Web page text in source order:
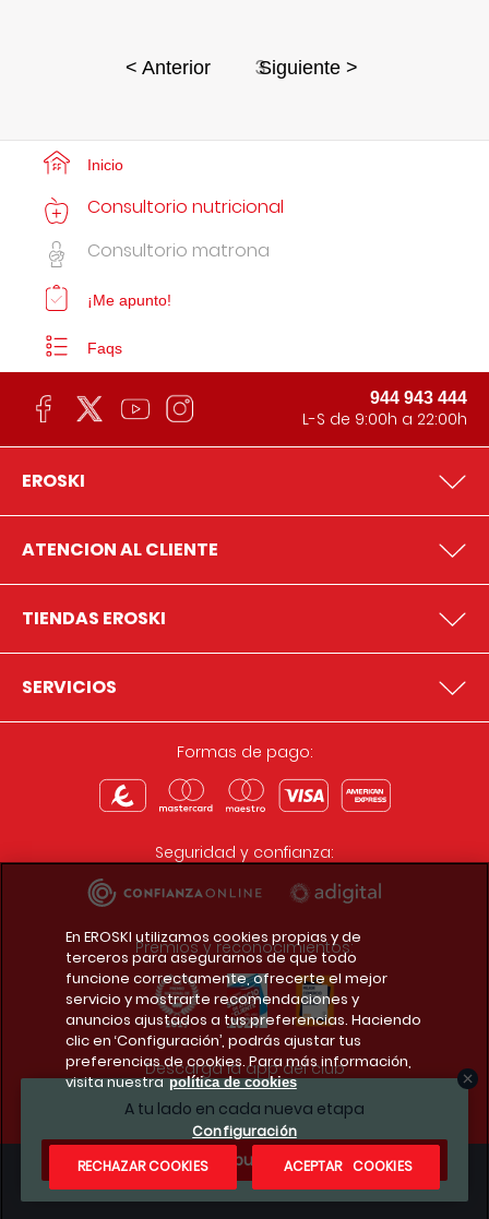
< Anterior 3Siguiente >
A tu lado en cada nueva etapa
¿Te apuntas?
Inicio
Consultorio nutricional
Consultorio matrona
¡Me apunto!
Faqs
944 943 444
L-S de 9:00h a 22:00h
EROSKI
ATENCION AL CLIENTE
TIENDAS EROSKI
SERVICIOS
Formas de pago:
Seguridad y confianza:
Premios y reconocimientos:
Descarga la app del club
Condiciones legales
En EROSKI utilizamos cookies propias y de
terceros para asegurarnos de que todo
funcione correctamente, ofrecerte el mejor
servicio y mostrarte recomendaciones y
anuncios ajustados a tus preferencias. Haciendo
clic en ‘Configuración’, podrás ajustar tus
preferencias de cookies. Para más información,
visita nuestra política de cookies
Configuración
RECHAZAR COOKIES
ACEPTAR COOKIES